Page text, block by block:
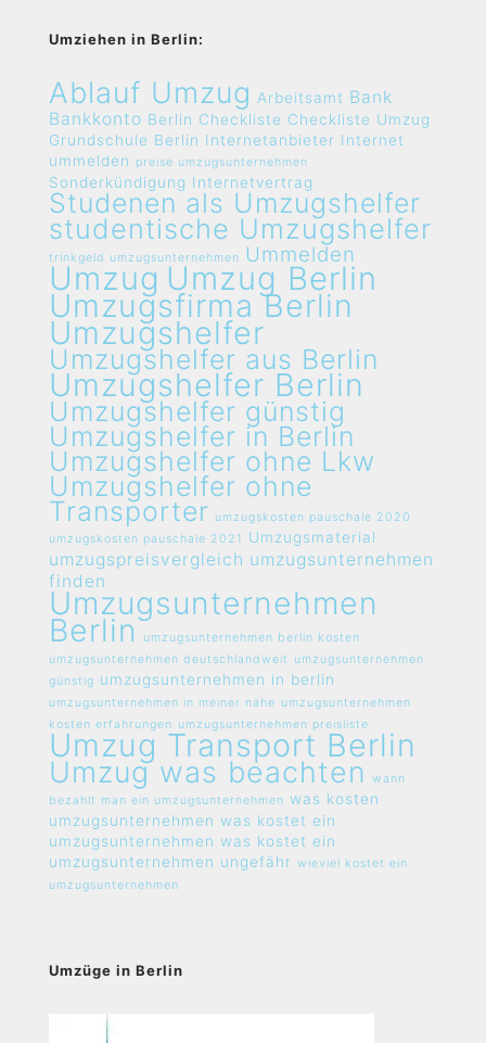
Umziehen in Berlin:
Ablauf Umzug Arbeitsamt Bank
Bankkonto Berlin Checkliste Checkliste Umzug
Grundschule Berlin Internetanbieter Internet
ummelden
preise umzugsunternehmen
Sonderkündigung Internetvertrag
Studenen als Umzugshelfer
studentische Umzugshelfer
trinkgeld umzugsunternehmen Ummelden
Umzug Umzug Berlin
Umzugsfirma Berlin
Umzugshelfer
Umzugshelfer aus Berlin
Umzugshelfer Berlin
Umzugshelfer günstig
Umzugshelfer in Berlin
Umzugshelfer ohne Lkw
Umzugshelfer ohne
Transporter umzugskosten pauschale 2020
umzugskosten pauschale 2021
Umzugsmaterial
umzugspreisvergleich umzugsunternehmen
finden
Umzugsunternehmen
Berlin
umzugsunternehmen berlin kosten
umzugsunternehmen deutschlandweit
umzugsunternehmen
günstig umzugsunternehmen in berlin
umzugsunternehmen in meiner nähe umzugsunternehmen
kosten erfahrungen umzugsunternehmen preisliste
Umzug Transport Berlin
Umzug was beachten
wann
bezahlt man ein umzugsunternehmen was kosten
umzugsunternehmen was kostet ein
umzugsunternehmen was kostet ein
umzugsunternehmen ungefähr wieviel kostet ein
umzugsunternehmen
Umzüge in Berlin